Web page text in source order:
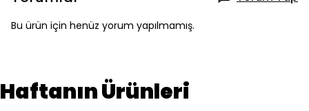
Bu ürün için henüz yorum yapılmamış.
Haftanın Ürünleri